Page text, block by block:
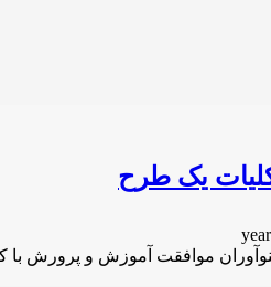
یک طرح
موافقت آموزش و پرورش